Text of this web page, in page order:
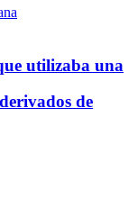
utilizaba una
de